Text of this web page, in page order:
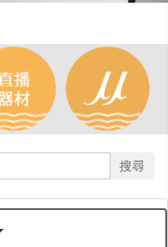
搜尋